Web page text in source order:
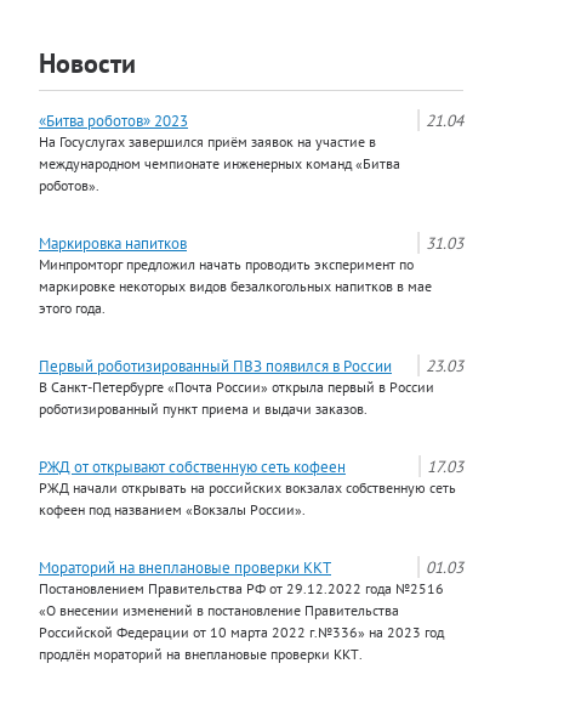
Новости
21.04
«Битва роботов» 2023
На Госуслугах завершился приём заявок на участие в
международном чемпионате инженерных команд «Битва
роботов».
31.03
Маркировка напитков
Минпромторг предложил начать проводить эксперимент по
маркировке некоторых видов безалкогольных напитков в мае
этого года.
23.03
Первый роботизированный ПВЗ появился в России
В Санкт-Петербурге «Почта России» открыла первый в России
роботизированный пункт приема и выдачи заказов.
17.03
РЖД от открывают собственную сеть кофеен
РЖД начали открывать на российских вокзалах собственную сеть
кофеен под названием «Вокзалы России».
01.03
Мораторий на внеплановые проверки ККТ
Постановлением Правительства РФ от 29.12.2022 года №2516
«О внесении изменений в постановление Правительства
Российской Федерации от 10 марта 2022 г.№336» на 2023 год
продлён мораторий на внеплановые проверки ККТ.